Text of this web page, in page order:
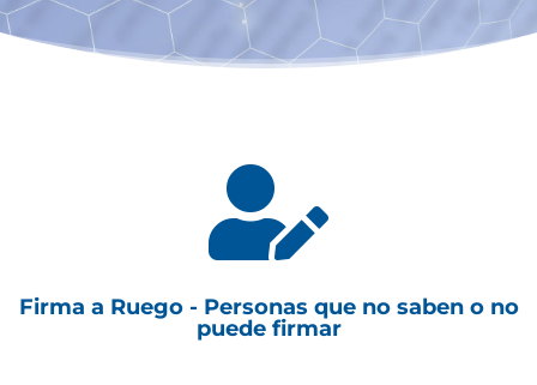

Firma a Ruego - Personas que no saben o no
puede firmar